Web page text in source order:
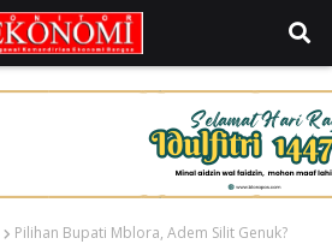
Pilihan Bupati Mblora, Adem Silit Genuk?